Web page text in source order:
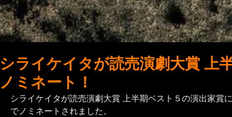
シライケイタが読売演劇大賞 上
ノミネート！
シライケイタが読売演劇大賞 上半期ベスト５の演出家賞
でノミネートされました。